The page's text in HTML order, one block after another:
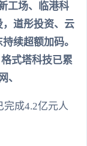
工场、临港科
道彤投资、云
续超额加码。
式塔科技已累
、
完成4.2亿元人